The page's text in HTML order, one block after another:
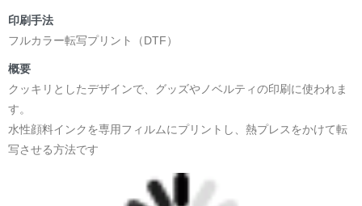
印刷手法
フルカラー転写プリント（DTF）
概要
クッキリとしたデザインで、グッズやノベルティの印刷に使われま
す。
水性顔料インクを専用フィルムにプリントし、熱プレスをかけて転
写させる方法です